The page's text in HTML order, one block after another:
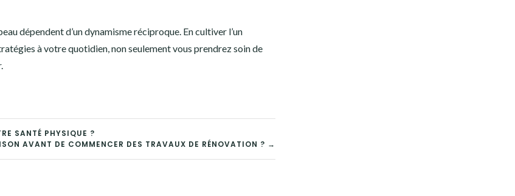
dépendent d’un dynamisme réciproque. En cultiver l’un
à votre quotidien, non seulement vous prendrez soin de
SANTÉ PHYSIQUE ?
AVANT DE COMMENCER DES TRAVAUX DE RÉNOVATION ? →